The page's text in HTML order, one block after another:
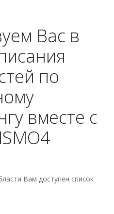
Вас в
по
вместе с
Вам доступен список